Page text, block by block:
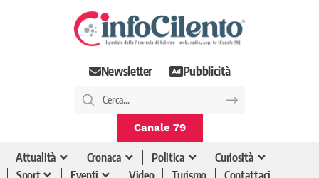
Newsletter Pubblicità
Canale 79
Attualità Cronaca Politica
Curiosità